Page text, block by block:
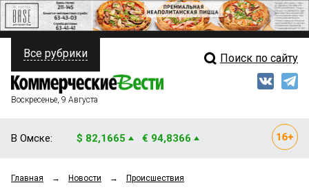
ПОЛИТИКА
ФИНАНСЫ
ОБЩЕСТВО
Свежий выпуск
Мнения
Все рубрики Поиск по сайту
Воскресенье, 9 Августа
В Омске: $ 82,1665 € 94,8366
Главная → Новости → Происшествия